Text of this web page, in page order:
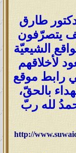
طارق
يتصرّفون
الشيعيّة
لأخلاقهم
رابط موقع
بالحقّ،
لله ربّ
http://